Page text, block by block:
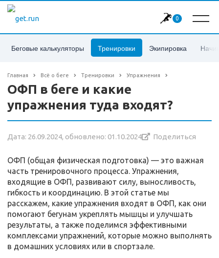
0
Беговые калькуляторы Тренировки Экипировка
Главная Всё о беге Тренировки Упражнения
ОФП в беге и какие
упражнения туда входят?
Дата: 26.09.2024, обновлено: 01.10.2024 Поделиться
ОФП (общая физическая подготовка) — это важная
часть тренировочного процесса. Упражнения,
входящие в ОФП, развивают силу, выносливость,
гибкость и координацию. В этой статье мы
расскажем, какие упражнения входят в ОФП, как они
помогают бегунам укреплять мышцы и улучшать
результаты, а также поделимся эффективными
комплексами упражнений, которые можно выполнять
в домашних условиях или в спортзале.